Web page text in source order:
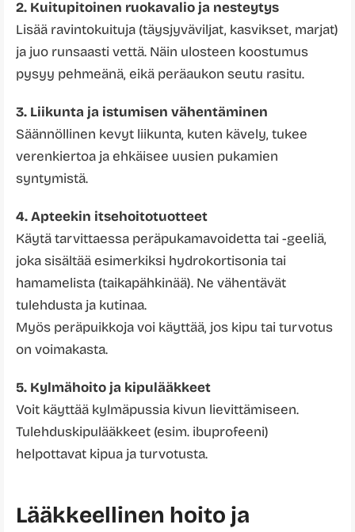
2. Kuitupitoinen ruokavalio ja nesteytys
Lisää ravintokuituja (täysjyväviljat, kasvikset, marjat)
ja juo runsaasti vettä. Näin ulosteen koostumus
pysyy pehmeänä, eikä peräaukon seutu rasitu.
3. Liikunta ja istumisen vähentäminen
Säännöllinen kevyt liikunta, kuten kävely, tukee
verenkiertoa ja ehkäisee uusien pukamien
syntymistä.
4. Apteekin itsehoitotuotteet
Käytä tarvittaessa peräpukamavoidetta tai -geeliä,
joka sisältää esimerkiksi hydrokortisonia tai
hamamelista (taikapähkinää). Ne vähentävät
tulehdusta ja kutinaa.
Myös peräpuikkoja voi käyttää, jos kipu tai turvotus
on voimakasta.
5. Kylmähoito ja kipulääkkeet
Voit käyttää kylmäpussia kivun lievittämiseen.
Tulehduskipulääkkeet (esim. ibuprofeeni)
helpottavat kipua ja turvotusta.
Lääkkeellinen hoito ja